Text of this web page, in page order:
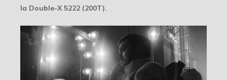
la Double-X 5222 (200T).